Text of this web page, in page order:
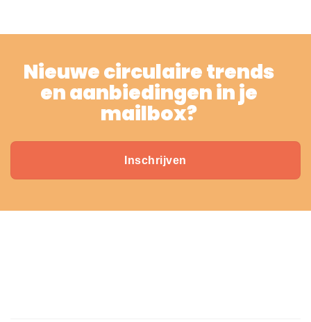
Nieuwe circulaire trends
en aanbiedingen in je
mailbox?
Inschrijven